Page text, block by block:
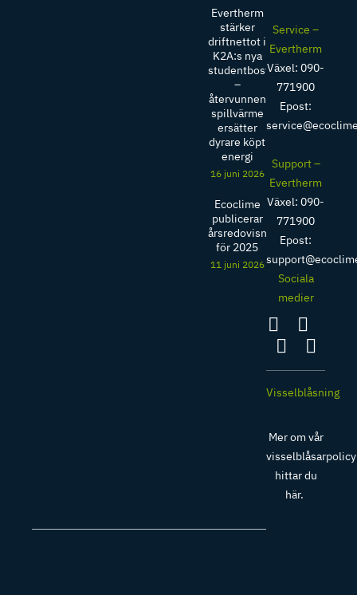
Evertherm
stärker
driftnettot i
K2A:s nya
studentbostäder
–
återvunnen
spillvärme
ersätter
dyrare köpt
energi
16 juni 2026
Ecoclime
publicerar
årsredovisning
för 2025
11 juni 2026
Service –
Evertherm
Växel: 090-
771900
Epost:
Support –
Evertherm
Växel: 090-
771900
Epost:
Sociala
medier
Visselblåsning
Mer om vår
visselblåsarpolicy
hittar du
här.